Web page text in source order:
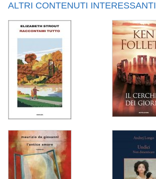
ALTRI CONTENUTI INTERESSANTI